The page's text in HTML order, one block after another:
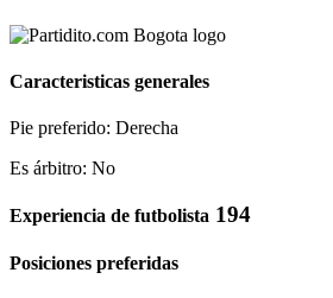
Caracteristicas generales
Pie preferido: Derecha
Es árbitro: No
Experiencia de futbolista 194
Posiciones preferidas